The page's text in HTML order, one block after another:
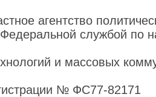
агентство
Федеральной службой по
и массовых
№ ФС77-82171